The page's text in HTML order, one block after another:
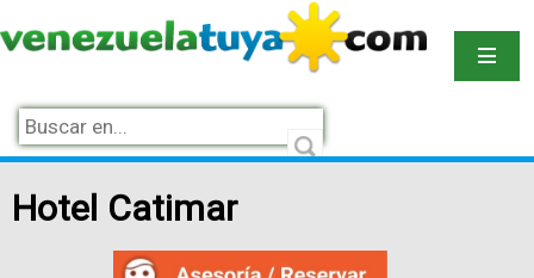
Hotel Catimar